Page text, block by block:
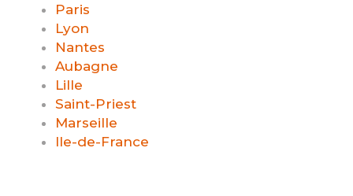
Paris
Lyon
Nantes
Aubagne
Lille
Saint-Priest
Marseille
Ile-de-France